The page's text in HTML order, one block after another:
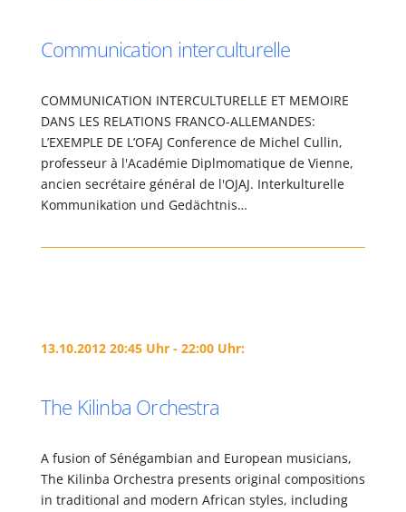
Communication interculturelle
COMMUNICATION INTERCULTURELLE ET MEMOIRE
DANS LES RELATIONS FRANCO-ALLEMANDES:
L’EXEMPLE DE L’OFAJ Conference de Michel Cullin,
professeur à l'Académie Diplmomatique de Vienne,
ancien secrétaire général de l'OJAJ. Interkulturelle
Kommunikation und Gedächtnis…
13.10.2012 20:45 Uhr - 22:00 Uhr:
The Kilinba Orchestra
A fusion of Sénégambian and European musicians,
The Kilinba Orchestra presents original compositions
in traditional and modern African styles, including